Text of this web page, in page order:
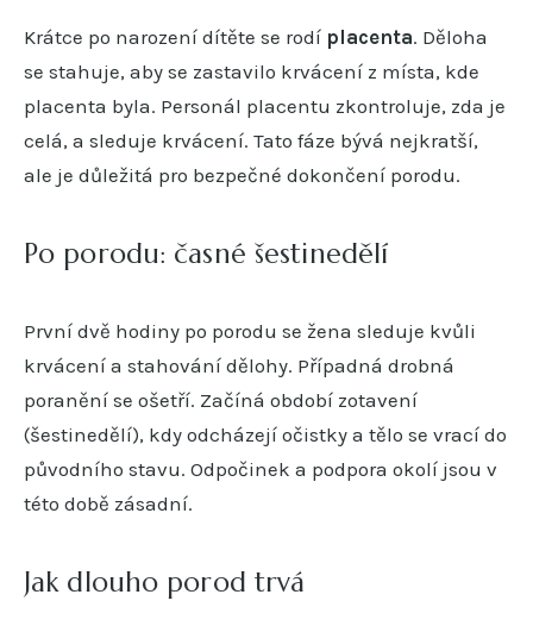
Krátce po narození dítěte se rodí placenta. Děloha
se stahuje, aby se zastavilo krvácení z místa, kde
placenta byla. Personál placentu zkontroluje, zda je
celá, a sleduje krvácení. Tato fáze bývá nejkratší,
ale je důležitá pro bezpečné dokončení porodu.
Po porodu: časné šestinedělí
První dvě hodiny po porodu se žena sleduje kvůli
krvácení a stahování dělohy. Případná drobná
poranění se ošetří. Začíná období zotavení
(šestinedělí), kdy odcházejí očistky a tělo se vrací do
původního stavu. Odpočinek a podpora okolí jsou v
této době zásadní.
Jak dlouho porod trvá